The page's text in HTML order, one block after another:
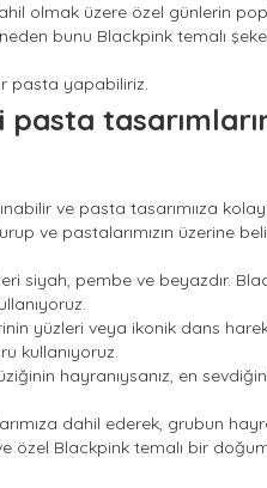
olmak üzere özel günlerin
bunu Blackpink temalı
pasta yapabiliriz.
ve pasta tasarımııza
ve pastalarımızın üzerine
siyah, pembe ve beyazdır.
yüzleri veya ikonik dans
kullanıyoruz.
hayranıysanız, en
dahil ederek, grubun
özel Blackpink temalı bir